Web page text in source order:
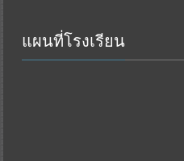
แผนที่โรงเรียน